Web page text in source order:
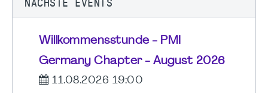
NÄCHSTE EVENTS
Willkommensstunde - PMI
Germany Chapter - August 2026
11.08.2026 19:00